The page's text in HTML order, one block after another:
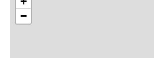
−